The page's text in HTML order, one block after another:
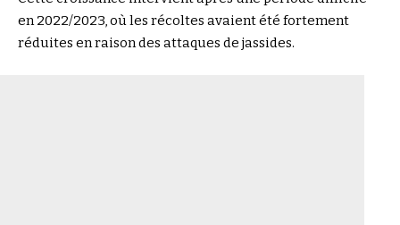
en 2022/2023, où les récoltes avaient été fortement
réduites en raison des attaques de jassides.